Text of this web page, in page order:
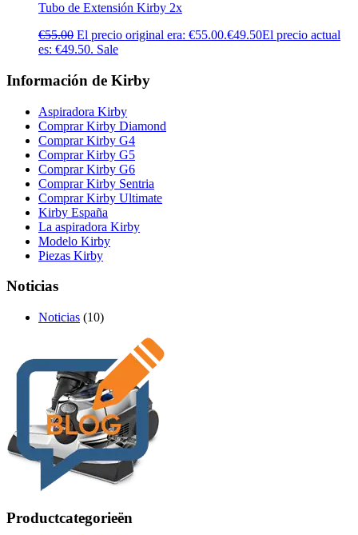
Tubo de Extensión Kirby 2x
€55.00 El precio original era: €55.00.€49.50El precio actual
es: €49.50. Sale
Información de Kirby
Aspiradora Kirby
Comprar Kirby Diamond
Comprar Kirby G4
Comprar Kirby G5
Comprar Kirby G6
Comprar Kirby Sentria
Comprar Kirby Ultimate
Kirby España
La aspiradora Kirby
Modelo Kirby
Piezas Kirby
Noticias
Noticias (10)
Productcategorieën